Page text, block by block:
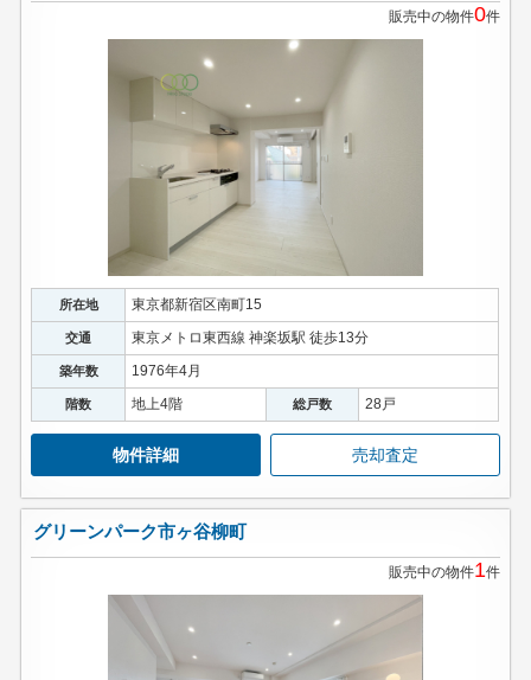
販売中の物件0件
所在地 東京都新宿区南町15
交通 東京メトロ東西線 神楽坂駅 徒歩13分
築年数 1976年4月
階数 地上4階 総戸数 28戸
物件詳細 売却査定
グリーンパーク市ヶ谷柳町
販売中の物件1件